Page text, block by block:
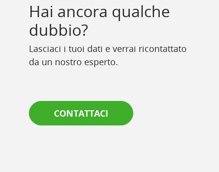
Hai ancora qualche
dubbio?
Lasciaci i tuoi dati e verrai ricontattato
da un nostro esperto.
CONTATTACI